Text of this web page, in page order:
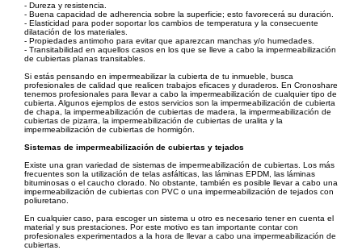
- Dureza y resistencia.
- Buena capacidad de adherencia sobre la superficie; esto favorecerá su duración.
- Elasticidad para poder soportar los cambios de temperatura y la consecuente
dilatación de los materiales.
- Propiedades antimoho para evitar que aparezcan manchas y/o humedades.
- Transitabilidad en aquellos casos en los que se lleve a cabo la impermeabilización
de cubiertas planas transitables.
Si estás pensando en impermeabilizar la cubierta de tu inmueble, busca
profesionales de calidad que realicen trabajos eficaces y duraderos. En Cronoshare
tenemos profesionales para llevar a cabo la impermeabilización de cualquier tipo de
cubierta. Algunos ejemplos de estos servicios son la impermeabilización de cubierta
de chapa, la impermeabilización de cubiertas de madera, la impermeabilización de
cubiertas de pizarra, la impermeabilización de cubiertas de uralita y la
impermeabilización de cubiertas de hormigón.
Sistemas de impermeabilización de cubiertas y tejados
Existe una gran variedad de sistemas de impermeabilización de cubiertas. Los más
frecuentes son la utilización de telas asfálticas, las láminas EPDM, las láminas
bituminosas o el caucho clorado. No obstante, también es posible llevar a cabo una
impermeabilización de cubiertas con PVC o una impermeabilización de tejados con
poliuretano.
En cualquier caso, para escoger un sistema u otro es necesario tener en cuenta el
material y sus prestaciones. Por este motivo es tan importante contar con
profesionales experimentados a la hora de llevar a cabo una impermeabilización de
cubiertas.